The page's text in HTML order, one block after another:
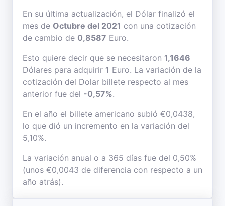
En su última actualización, el Dólar finalizó el
mes de Octubre del 2021 con una cotización
de cambio de 0,8587 Euro.
Esto quiere decir que se necesitaron 1,1646
Dólares para adquirir 1 Euro. La variación de la
cotización del Dolar billete respecto al mes
anterior fue del -0,57%.
En el año el billete americano subió €0,0438,
lo que dió un incremento en la variación del
5,10%.
La variación anual o a 365 días fue del 0,50%
(unos €0,0043 de diferencia con respecto a un
año atrás).